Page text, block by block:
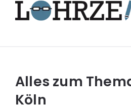
Alles zum
Köln